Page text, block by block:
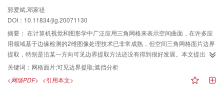
郭爱斌,邓家禔
DOI：10.11834/jig.20071130
摘要： 在计算机视觉和图形学中广泛应用三角网格来表示空间曲面，在许多应
用领域基于边缘检测的2维图像处理技术已非常成熟，但空间三角网格面片边界
提取，特别是沿某一方向可见边界提取方法还没有得到很好发展。本文提出一
种求解三角网格面片可见边界算法，该算法根据光线方向和三角网格对应的法
向量判断三角网格的可见性，从而确定三角网格面片的可见边界，再由各个三
关键词： 网格面片;可见边界提取;遮挡分析
<网络PDF> <引用本文>